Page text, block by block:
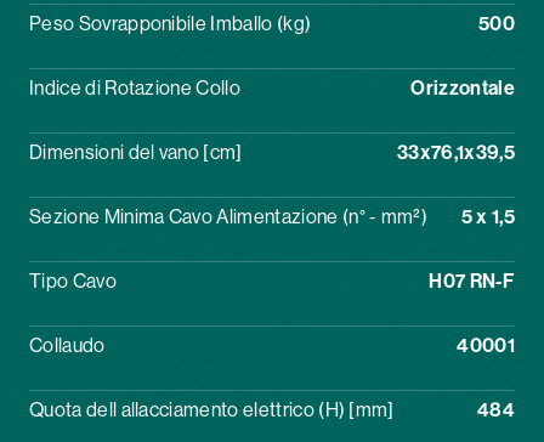
Peso Sovrapponibile Imballo (kg) 500
Indice di Rotazione Collo Orizzontale
Dimensioni del vano [cm] 33x76,1x39,5
Sezione Minima Cavo Alimentazione (n° - mm²) 5 x 1,5
Tipo Cavo H07 RN-F
Collaudo 40001
Quota dell allacciamento elettrico (H) [mm] 484